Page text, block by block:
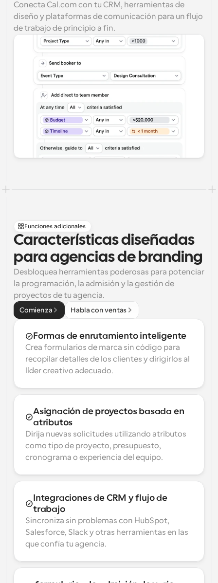
Conecta Cal.com con tu CRM, herramientas de
diseño y plataformas de comunicación para un flujo
de trabajo de principio a fin.
Funciones adicionales
Características diseñadas
para agencias de branding
Desbloquea herramientas poderosas para potenciar
la programación, la admisión y la gestión de
proyectos de tu agencia.
Comienza Habla con ventas
Formas de enrutamiento inteligente
Crea formularios de marca sin código para
recopilar detalles de los clientes y dirigirlos al
líder creativo adecuado.
Asignación de proyectos basada en
atributos
Dirija nuevas solicitudes utilizando atributos
como tipo de proyecto, presupuesto,
cronograma o experiencia del equipo.
Integraciones de CRM y flujo de
trabajo
Sincroniza sin problemas con HubSpot,
Salesforce, Slack y otras herramientas en las
que confía tu agencia.